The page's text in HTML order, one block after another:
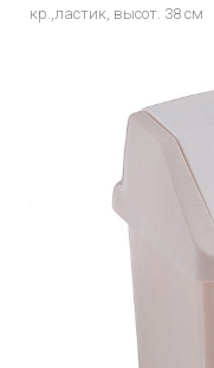
кр.,ластик, высот. 38 см